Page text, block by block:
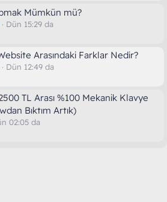
Mümkün mü?
Dün 15:29 da
Arasındaki Farklar Nedir?
Dün 12:49 da
TL Arası %100 Mekanik Klavye
Bıktım Artık)
02:05 da